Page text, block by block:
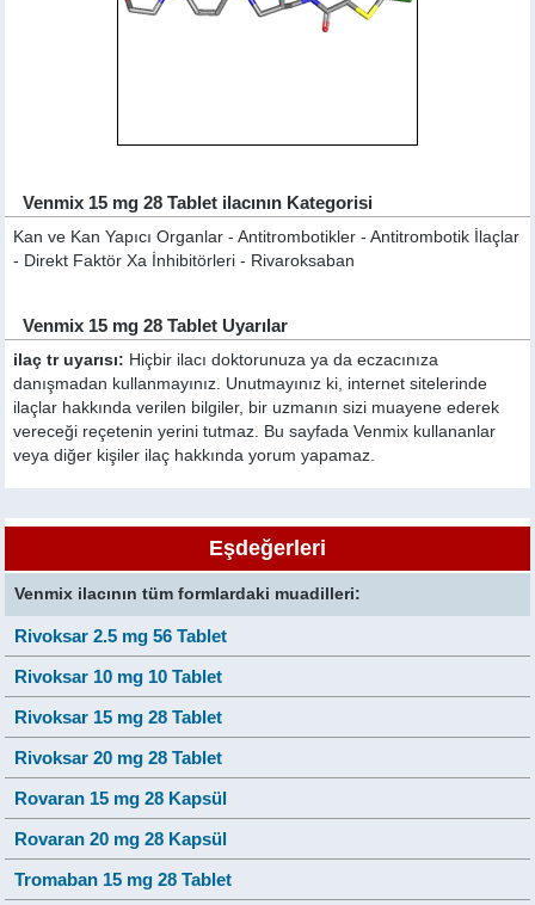
Venmix 15 mg 28 Tablet ilacının Kategorisi
Kan ve Kan Yapıcı Organlar - Antitrombotikler - Antitrombotik İlaçlar
- Direkt Faktör Xa İnhibitörleri - Rivaroksaban
Venmix 15 mg 28 Tablet Uyarılar
ilaç tr uyarısı: Hiçbir ilacı doktorunuza ya da eczacınıza
danışmadan kullanmayınız. Unutmayınız ki, internet sitelerinde
ilaçlar hakkında verilen bilgiler, bir uzmanın sizi muayene ederek
vereceği reçetenin yerini tutmaz. Bu sayfada Venmix kullananlar
veya diğer kişiler ilaç hakkında yorum yapamaz.
Eşdeğerleri
Venmix ilacının tüm formlardaki muadilleri:
Rivoksar 2.5 mg 56 Tablet
Rivoksar 10 mg 10 Tablet
Rivoksar 15 mg 28 Tablet
Rivoksar 20 mg 28 Tablet
Rovaran 15 mg 28 Kapsül
Rovaran 20 mg 28 Kapsül
Tromaban 15 mg 28 Tablet